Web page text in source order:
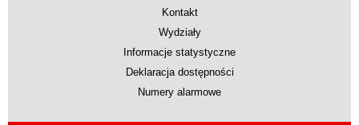
Kontakt
Wydziały
Informacje statystyczne
Deklaracja dostępności
Numery alarmowe